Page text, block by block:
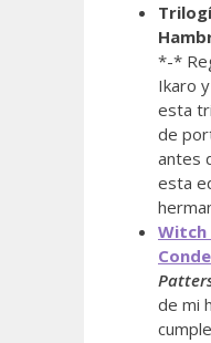
*-*
Ikaro
esta
de
antes
esta
Witch
de mi